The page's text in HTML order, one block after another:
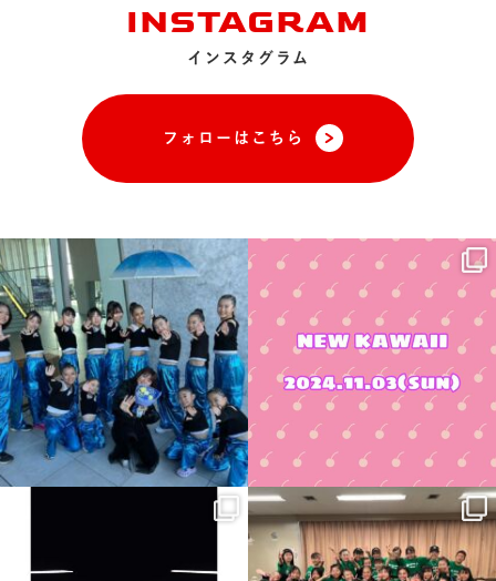
INSTAGRAM
インスタグラム
フォローはこちら
2024.11.24
IWATA DANCE EVOLUTION
2024
...
NEW KAWAII
9.28 音々彩々
長時間よくがんばりました